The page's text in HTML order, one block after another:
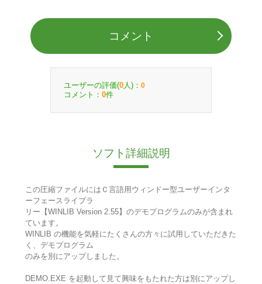
コメント
ユーザーの評価(0 人)： 0
コメント： 0件
ソフト詳細説明
この圧縮ファイルにはＣ言語用ウィンドー型ユーザーインタ
ーフェースライブラ
リー【WINLIB Version 2.55】のデモプログラムのみが含まれ
ています。
WINLIB の機能を気軽にたくさんの方々に試用していただきた
く、デモプログラム
のみを別にアップしました。
DEMO.EXE を起動して見て興味をもたれた方は別にアップし